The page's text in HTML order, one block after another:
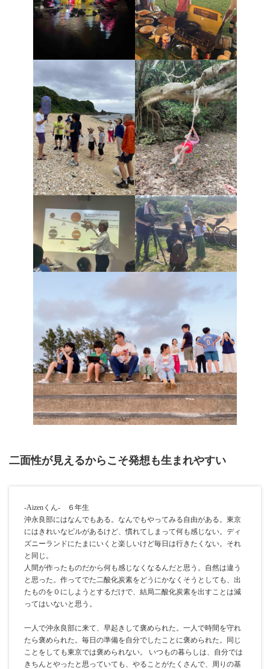
二面性が見えるからこそ発想も生まれやすい
-Aizenくん- ６年生
沖永良部にはなんでもある。なんでもやってみる自由がある。東京
にはきれいなビルがあるけど、慣れてしまって何も感じない。ディ
ズニーランドにたまにいくと楽しいけど毎日は行きたくない。それ
と同じ。
人間が作ったものだから何も感じなくなるんだと思う。自然は違う
と思った。作ってでた二酸化炭素をどうにかなくそうとしても、出
たものを０にしようとするだけで、結局二酸化炭素を出すことは減
ってはいないと思う。
一人で沖永良部に来て、早起きして褒められた。一人で時間を守れ
たら褒められた。毎日の準備を自分でしたことに褒められた。同じ
ことをしても東京では褒められない。 いつもの暮らしは、自分では
きちんとやったと思っていても、やることがたくさんで、周りの基